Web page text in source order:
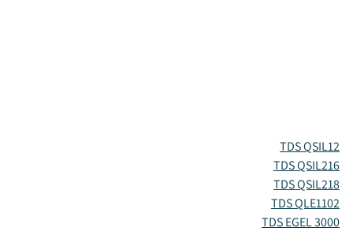
TDS QSIL12
TDS QSIL216
TDS QSIL218
TDS QLE1102
TDS EGEL 3000